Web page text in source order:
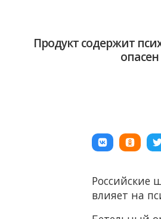
Продукт содержит
Российские
влияет на